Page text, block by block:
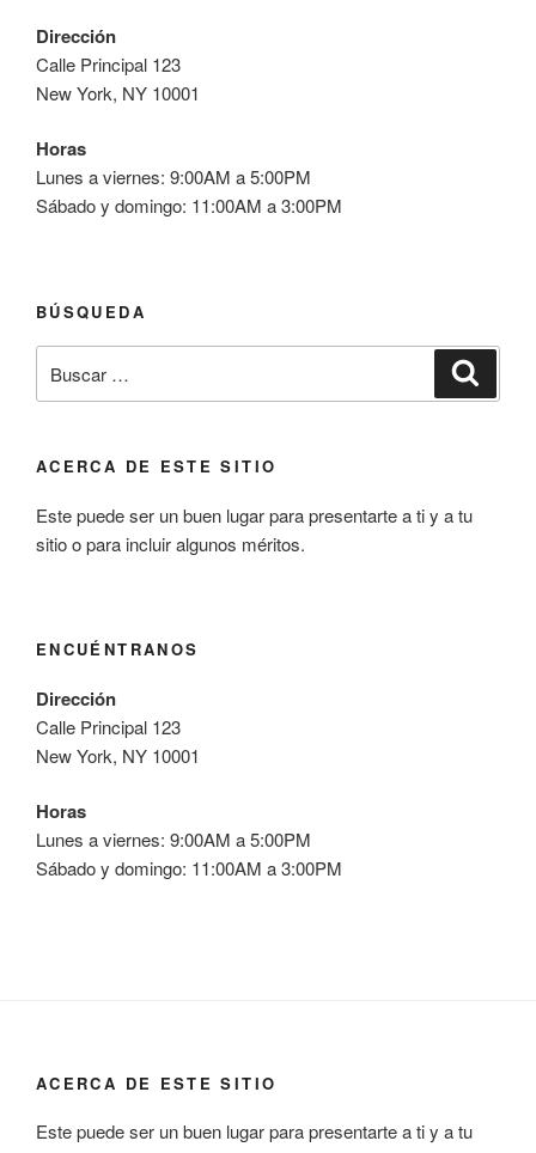
Dirección
Calle Principal 123
New York, NY 10001
Horas
Lunes a viernes: 9:00AM a 5:00PM
Sábado y domingo: 11:00AM a 3:00PM
BÚSQUEDA
por:
ACERCA DE ESTE SITIO
Este puede ser un buen lugar para presentarte a ti y a tu
sitio o para incluir algunos méritos.
ENCUÉNTRANOS
Dirección
Calle Principal 123
New York, NY 10001
Horas
Lunes a viernes: 9:00AM a 5:00PM
Sábado y domingo: 11:00AM a 3:00PM
ACERCA DE ESTE SITIO
Este puede ser un buen lugar para presentarte a ti y a tu